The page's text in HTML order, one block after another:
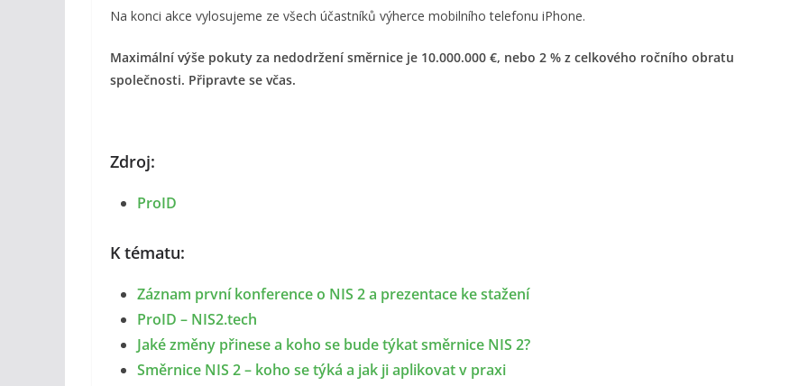
Na konci akce vylosujeme ze všech účastníků výherce mobilního telefonu iPhone.
Maximální výše pokuty za nedodržení směrnice je 10.000.000 €, nebo 2 % z celkového ročního obratu
společnosti. Připravte se včas.
Zdroj:
ProID
K tématu:
Záznam první konference o NIS 2 a prezentace ke stažení
ProID – NIS2.tech
Jaké změny přinese a koho se bude týkat směrnice NIS 2?
Směrnice NIS 2 – koho se týká a jak ji aplikovat v praxi